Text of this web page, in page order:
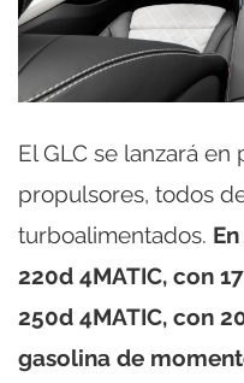
El GLC se lanzará
propulsores, todos
turboalimentados.
220d 4MATIC, con
250d 4MATIC, con
gasolina de